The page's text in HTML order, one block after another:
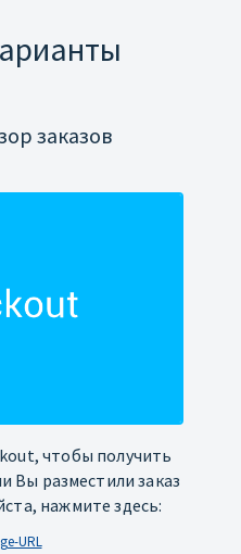
заказов
чтобы получить
Вы разместили заказ
нажмите здесь:
URL